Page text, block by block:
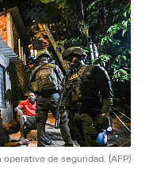
de seguridad. (AFP)